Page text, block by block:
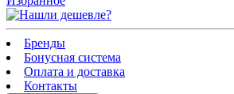
Бренды
Бонусная система
Оплата и доставка
Контакты